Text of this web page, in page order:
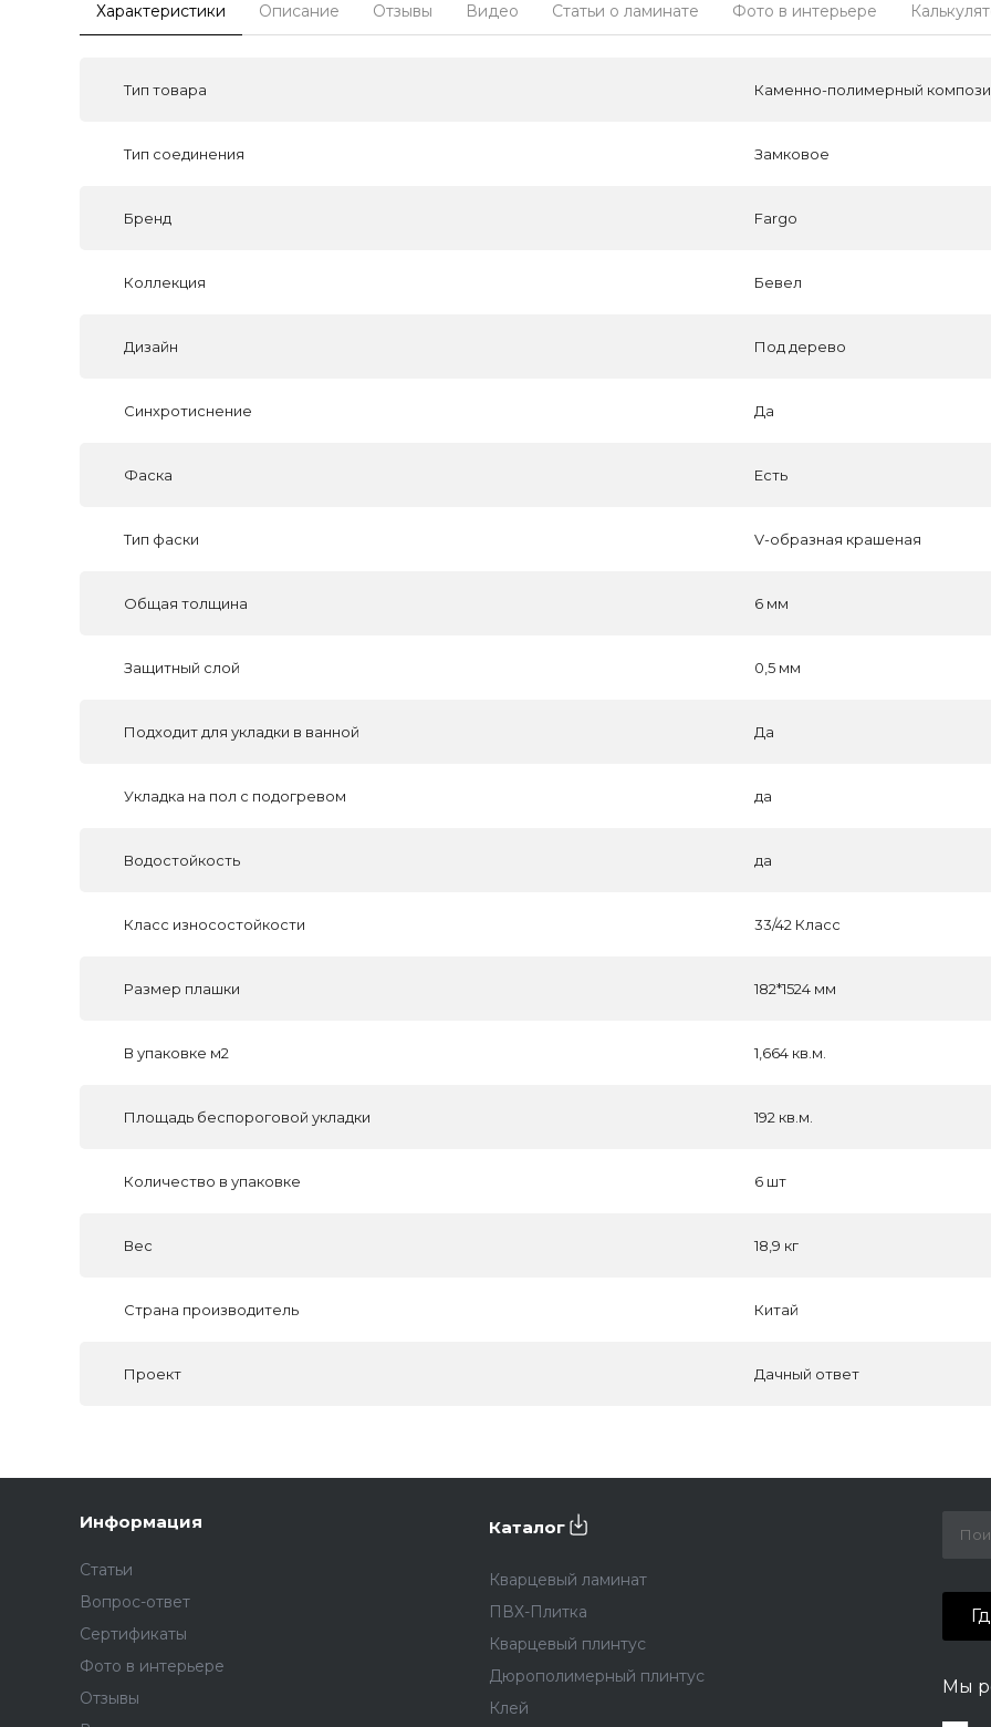
Характеристики Описание Отзывы Видео Статьи о ламинате Фото в интерьере
Тип товара Каменно-полимерный
Тип соединения Замковое
Бренд Fargo
Коллекция Бевел
Дизайн Под дерево
Синхротиснение Да
Фаска Есть
Тип фаски V-образная крашеная
Общая толщина 6 мм
Защитный слой 0,5 мм
Подходит для укладки в ванной Да
Укладка на пол c подогревом да
Водостойкость да
Класс износостойкости 33/42 Класс
Размер плашки 182*1524 мм
В упаковке м2 1,664 кв.м.
Площадь беспороговой укладки 192 кв.м.
Количество в упаковке 6 шт
Вес 18,9 кг
Страна производитель Китай
Проект Дачный ответ
Информация
Статьи
Вопрос-ответ
Сертификаты
Фото в интерьере
Отзывы
Каталог
Кварцевый ламинат
ПВХ-Плитка
Кварцевый плинтус
Дюрополимерный плинтус
Клей
Мы